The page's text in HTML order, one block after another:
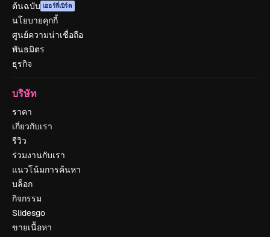
ต้นฉบับ เออร์ลี่เบิร์ด
นโยบายคุกกี้
ศูนย์ความน่าเชื่อถือ
พันธมิตร
ธุรกิจ
บริษัท
ราคา
เกี่ยวกับเรา
รีวิว
ร่วมงานกับเรา
แนวโน้มการค้นหา
บล็อก
กิจกรรม
Slidesgo
ขายเนื้อหา